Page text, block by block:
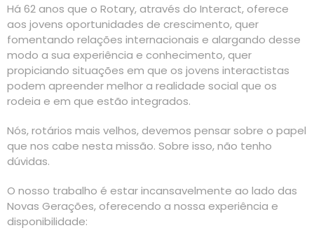
Há 62 anos que o Rotary, através do Interact, oferece
aos jovens oportunidades de crescimento, quer
fomentando relações internacionais e alargando desse
modo a sua experiência e conhecimento, quer
propiciando situações em que os jovens interactistas
podem apreender melhor a realidade social que os
rodeia e em que estão integrados.
Nós, rotários mais velhos, devemos pensar sobre o papel
que nos cabe nesta missão. Sobre isso, não tenho
dúvidas.
O nosso trabalho é estar incansavelmente ao lado das
Novas Gerações, oferecendo a nossa experiência e
disponibilidade: